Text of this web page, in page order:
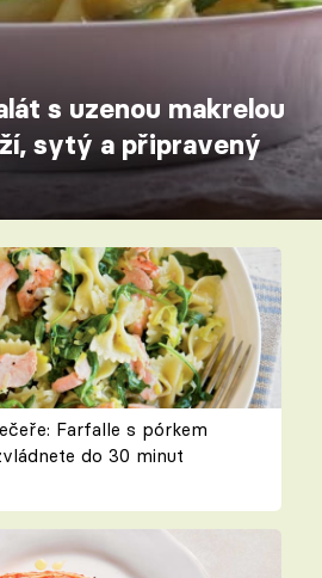
s uzenou makrelou
sytý a připravený
Farfalle s pórkem
do 30 minut